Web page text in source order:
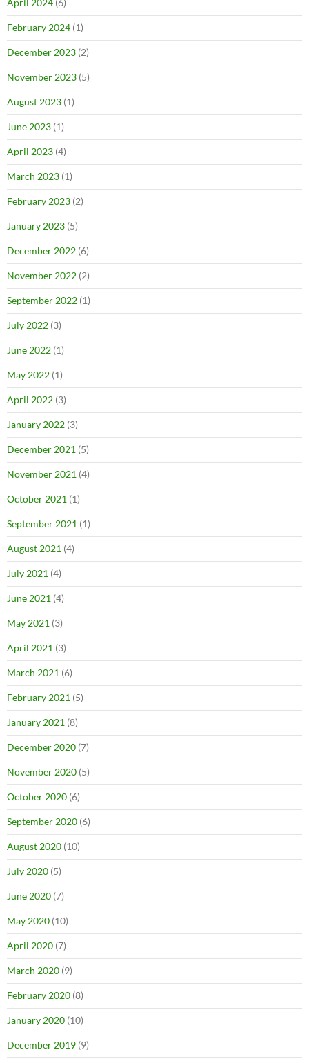
April 2024 (6)
February 2024 (1)
December 2023 (2)
November 2023 (5)
August 2023 (1)
June 2023 (1)
April 2023 (4)
March 2023 (1)
February 2023 (2)
January 2023 (5)
December 2022 (6)
November 2022 (2)
September 2022 (1)
July 2022 (3)
June 2022 (1)
May 2022 (1)
April 2022 (3)
January 2022 (3)
December 2021 (5)
November 2021 (4)
October 2021 (1)
September 2021 (1)
August 2021 (4)
July 2021 (4)
June 2021 (4)
May 2021 (3)
April 2021 (3)
March 2021 (6)
February 2021 (5)
January 2021 (8)
December 2020 (7)
November 2020 (5)
October 2020 (6)
September 2020 (6)
August 2020 (10)
July 2020 (5)
June 2020 (7)
May 2020 (10)
April 2020 (7)
March 2020 (9)
February 2020 (8)
January 2020 (10)
December 2019 (9)